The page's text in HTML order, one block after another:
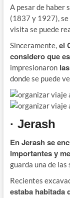
A pesar de haber
(1837 y 1927),
visita se puede
Sinceramente,el
considero que
impresionaronlas
donde se puede
· Jerash
En Jerash se
importantes y
guarda una de
Recientes
estaba habitada